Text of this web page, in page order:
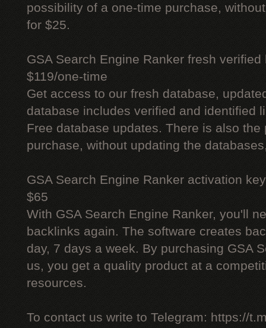
possibility of a one-time purchase,
for $25.
GSA Search Engine Ranker fresh verified
$119/one-time
Get access to our fresh database,
database includes verified and identified
Free database updates. There is also
purchase, without updating the
GSA Search Engine Ranker activation key
$65
With GSA Search Engine Ranker, you'll
backlinks again. The software creates
day, 7 days a week. By purchasing GSA
us, you get a quality product at a
resources.
To contact us write to Telegram: https://